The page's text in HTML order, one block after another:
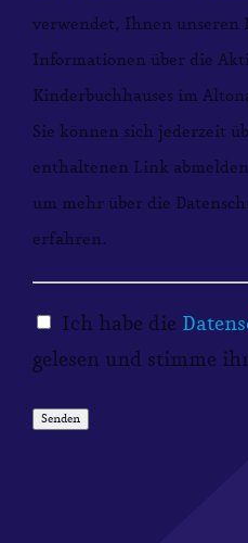
verwendet, Ihnen unseren
Informationen über die
Kinderbuchhauses im
Sie können sich jederzeit
enthaltenen Link
um mehr über die
erfahren.
Ich habe die
gelesen und stimme